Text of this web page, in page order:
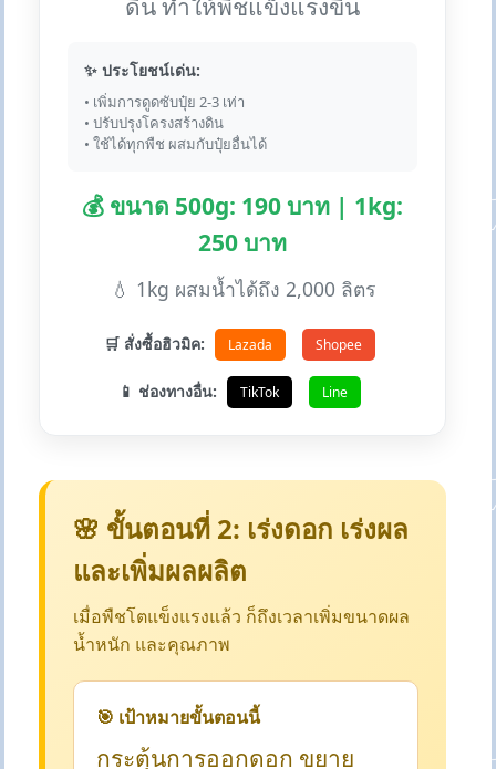
ดิน ทำให้พืชแข็งแรงขึ้น
✨ ประโยชน์เด่น:
• เพิ่มการดูดซับปุ๋ย 2-3 เท่า
• ปรับปรุงโครงสร้างดิน
• ใช้ได้ทุกพืช ผสมกับปุ๋ยอื่นได้
💰 ขนาด 500g: 190 บาท | 1kg:
250 บาท
💧 1kg ผสมน้ำได้ถึง 2,000 ลิตร
🛒 สั่งซื้อฮิวมิค: Lazada Shopee
📱 ช่องทางอื่น: TikTok Line
🌸 ขั้นตอนที่ 2: เร่งดอก เร่งผล
และเพิ่มผลผลิต
เมื่อพืชโตแข็งแรงแล้ว ก็ถึงเวลาเพิ่มขนาดผล
น้ำหนัก และคุณภาพ
🎯 เป้าหมายขั้นตอนนี้
กระตุ้นการออกดอก ขยาย